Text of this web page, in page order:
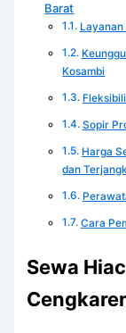
Barat
Kosambi
Sopir
Harga
dan
Cara
Sewa